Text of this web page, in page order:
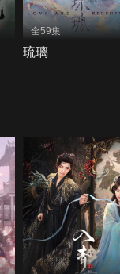
全59集
琉璃